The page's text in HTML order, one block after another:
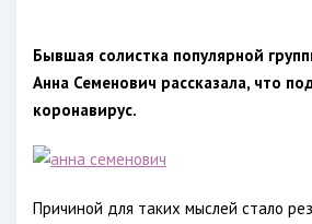
Бывшая солистка популярной
Анна Семенович рассказала, что
коронавирус.
Причиной для таких мыслей стало